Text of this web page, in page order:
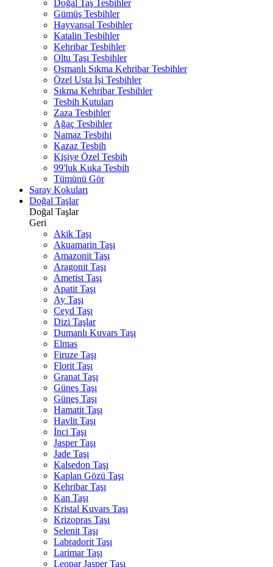
Doğal Taş Tesbihler
Gümüş Tesbihler
Hayvansal Tesbihler
Katalin Tesbihler
Kehribar Tesbihler
Oltu Taşı Tesbihler
Osmanlı Sıkma Kehribar Tesbihler
Özel Usta İşi Tesbihler
Sıkma Kehribar Tesbihler
Tesbih Kutuları
Zaza Tesbihler
Ağaç Tesbihler
Namaz Tesbihi
Kazaz Tesbih
Kişiye Özel Tesbih
99'luk Kuka Tesbih
Tümünü Gör
Saray Kokuları
Doğal Taşlar
Doğal Taşlar
Geri
Akik Taşı
Akuamarin Taşı
Amazonit Taşı
Aragonit Taşı
Ametist Taşı
Apatit Taşı
Ay Taşı
Ceyd Taşı
Dizi Taşlar
Dumanlı Kuvars Taşı
Elmas
Firuze Taşı
Florit Taşı
Granat Taşı
Güneş Taşı
Güneş Taşı
Hamatit Taşı
Havlit Taşı
İnci Taşı
Jasper Taşı
Jade Taşı
Kalsedon Taşı
Kaplan Gözü Taşı
Kehribar Taşı
Kan Taşı
Kristal Kuvars Taşı
Krizopras Taşı
Selenit Taşı
Labradorit Taşı
Larimar Taşı
Leopar Jasper Taşı